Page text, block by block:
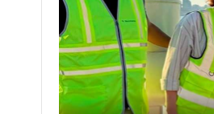
устроили праздник для
крокодила
12:26
Почти 12 тысяч км
электросетей отремонтировали
в Казахстане